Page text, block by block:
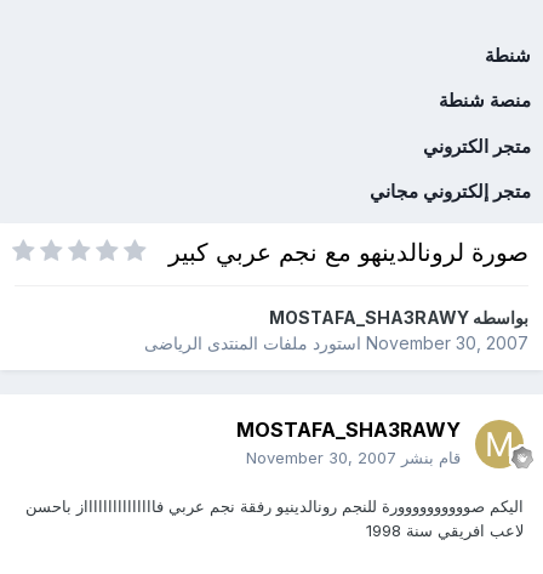
شنطة
منصة شنطة
متجر الكتروني
متجر إلكتروني مجاني
صورة لرونالدينهو مع نجم عربي كبير
بواسطهMOSTAFA_SHA3RAWY
November 30, 2007استورد ملفات المنتدى الرياضى
MOSTAFA_SHA3RAWY
قام بنشر November 30, 2007
اليكم صوووووووووورة للنجم رونالدينيو رفقة نجم عربي فاااااااااااااااز باحسن
لاعب افريقي سنة 1998